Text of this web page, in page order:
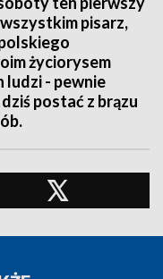
pisarz,
życiorysem
ludzi - pewnie
postać z brązu